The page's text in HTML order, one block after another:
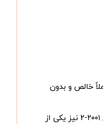
خالص و بدون
برند آلمانی GFL به دلیل دقت، طول عمر بالا و ساختار مقاوم، یکی از معتبرترین تولیدکنندگان تجهیزات آب‌تصفیه آزمایشگاهی در جهان محسوب می‌شود؛ مدل ۲۰۰۱-۲ نیز یکی از